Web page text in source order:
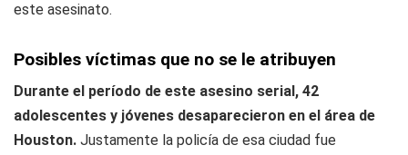
este asesinato.
Posibles víctimas que no se le atribuyen
Durante el período de este asesino serial, 42
adolescentes y jóvenes desaparecieron en el área de
Houston. Justamente la policía de esa ciudad fue